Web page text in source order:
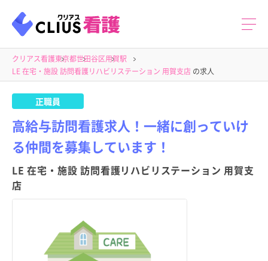
クリアス看護東京都世田谷区用賀駅
LE 在宅・施設 訪問看護リハビリステーション 用賀支店 の求人
正職員
高給与訪問看護求人！一緒に創っていけ
る仲間を募集しています！
LE 在宅・施設 訪問看護リハビリステーション 用賀支
店